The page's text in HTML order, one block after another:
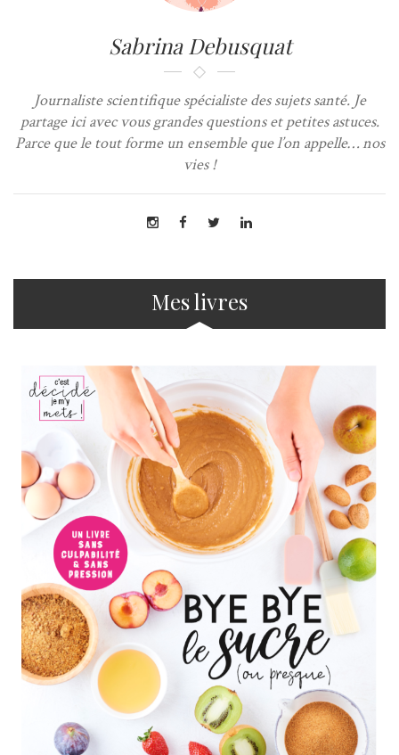
Sabrina Debusquat
Journaliste scientifique spécialiste des sujets santé. Je
partage ici avec vous grandes questions et petites astuces.
Parce que le tout forme un ensemble que l’on appelle… nos
vies !
Mes livres